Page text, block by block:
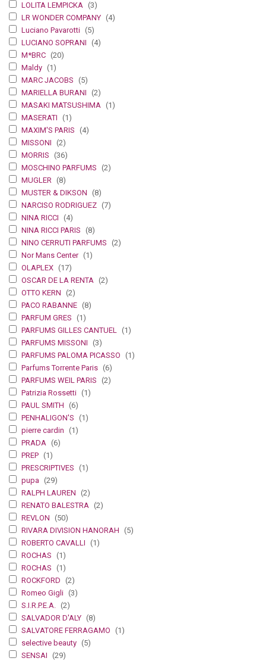
LOLITA LEMPICKA (3)
LR WONDER COMPANY (4)
Luciano Pavarotti (5)
LUCIANO SOPRANI (4)
M*BRC (20)
Maldy (1)
MARC JACOBS (5)
MARIELLA BURANI (2)
MASAKI MATSUSHIMA (1)
MASERATI (1)
MAXIM'S PARIS (4)
MISSONI (2)
MORRIS (36)
MOSCHINO PARFUMS (2)
MUGLER (8)
MUSTER & DIKSON (8)
NARCISO RODRIGUEZ (7)
NINA RICCI (4)
NINA RICCI PARIS (8)
NINO CERRUTI PARFUMS (2)
Nor Mans Center (1)
OLAPLEX (17)
OSCAR DE LA RENTA (2)
OTTO KERN (2)
PACO RABANNE (8)
PARFUM GRES (1)
PARFUMS GILLES CANTUEL (1)
PARFUMS MISSONI (3)
PARFUMS PALOMA PICASSO (1)
Parfums Torrente Paris (6)
PARFUMS WEIL PARIS (2)
Patrizia Rossetti (1)
PAUL SMITH (6)
PENHALIGON'S (1)
pierre cardin (1)
PRADA (6)
PREP (1)
PRESCRIPTIVES (1)
pupa (29)
RALPH LAUREN (2)
RENATO BALESTRA (2)
REVLON (50)
RIVARA DIVISION HANORAH (5)
ROBERTO CAVALLI (1)
ROCHAS (1)
ROCHAS (1)
ROCKFORD (2)
Romeo Gigli (3)
S.I.R.P.E.A. (2)
SALVADOR D'ALY (8)
SALVATORE FERRAGAMO (1)
selective beauty (5)
SENSAI (29)